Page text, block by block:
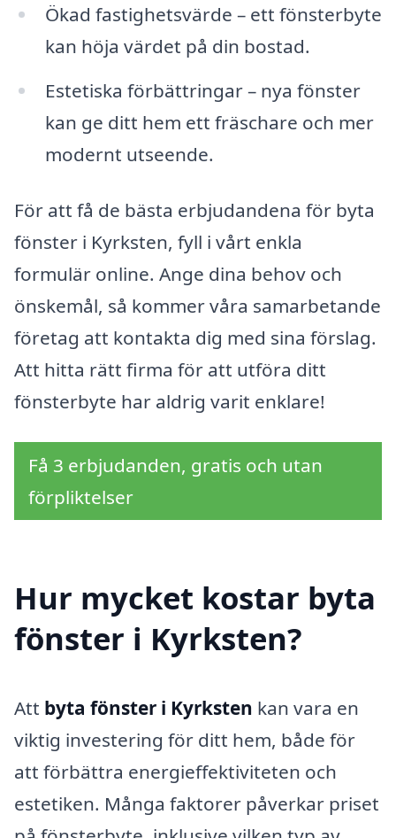
Ökad fastighetsvärde – ett fönsterbyte
kan höja värdet på din bostad.
Estetiska förbättringar – nya fönster
kan ge ditt hem ett fräschare och mer
modernt utseende.
För att få de bästa erbjudandena för byta
fönster i Kyrksten, fyll i vårt enkla
formulär online. Ange dina behov och
önskemål, så kommer våra samarbetande
företag att kontakta dig med sina förslag.
Att hitta rätt firma för att utföra ditt
fönsterbyte har aldrig varit enklare!
Få 3 erbjudanden, gratis och utan
förpliktelser
Hur mycket kostar byta
fönster i Kyrksten?
Att byta fönster i Kyrksten kan vara en
viktig investering för ditt hem, både för
att förbättra energieffektiviteten och
estetiken. Många faktorer påverkar priset